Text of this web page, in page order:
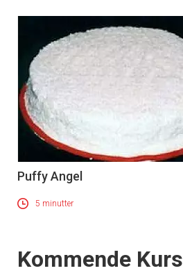
Puffy Angel
5 minutter
Events
Kommende Kurs